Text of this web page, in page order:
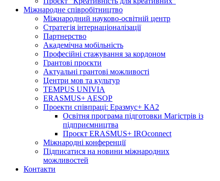
Міжнародне співробітництво
Міжнародний науково-освітній центр
Стратегія інтернаціоналізації
Партнерство
Академічна мобільність
Професійні стажування за кордоном
Грантові проєкти
Актуальні грантові можливості
Центри мов та культур
TEMPUS UNIVIA
ERASMUS+ AESOP
Проекти співпраці: Еразмус+ КА2
Освітня програма підготовки Магістрів із
підприємництва
Проєкт ERASMUS+ IROconnect
Міжнародні конференції
Підписатися на новини міжнародних
можливостей
Контакти